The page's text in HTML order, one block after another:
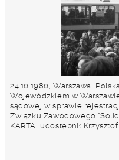
24.10.1980, Warszawa,
Wojewódzkiem w
sądowej w sprawie
Związku Zawodowego
KARTA, udostępnił